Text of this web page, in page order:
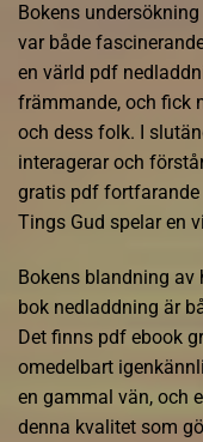
Bokens
var både
en värld pdf
främmande, och fick
och dess folk. I
interagerar och
gratis pdf fortfarande
Tings Gud spelar en
Bokens blandning
bok nedladdning är
Det finns pdf ebook
omedelbart
en gammal vän, och
denna kvalitet som